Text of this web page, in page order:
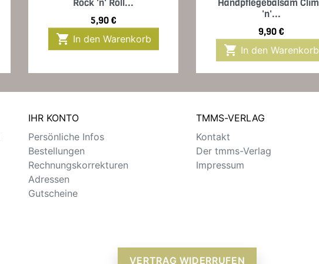
Rock 'n' Roll...
Preis
5,90 €
 In den Warenkorb
Handpflegebalsam
'n'...
Preis
9,90 €
 In den Warenkorb
IHR KONTO
Persönliche Infos
Bestellungen
Rechnungskorrekturen
Adressen
Gutscheine
TMMS-VERLAG
Kontakt
Der tmms-Verlag
Impressum
VERTRAG WIDERRUFEN